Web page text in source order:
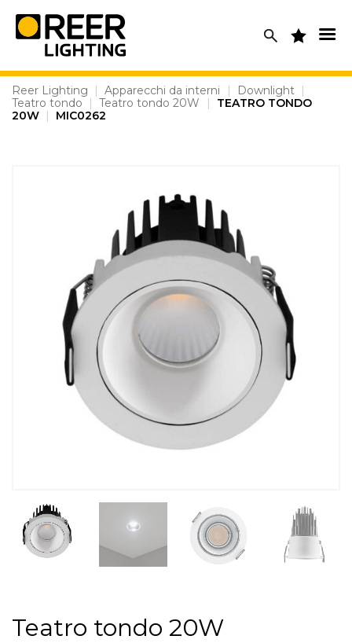
content
Reer Lighting | Apparecchi da interni | Downlight |
Teatro tondo
| Teatro tondo 20W |
TEATRO TONDO
20W | MIC0262
Teatro tondo 20W